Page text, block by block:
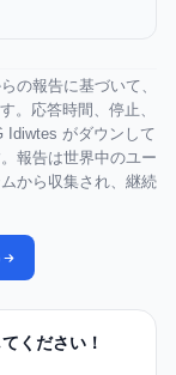
の報告に基づいて、
。応答時間、停止、
Idiwtes がダウンして
報告は世界中のユー
から収集され、継続
ください！